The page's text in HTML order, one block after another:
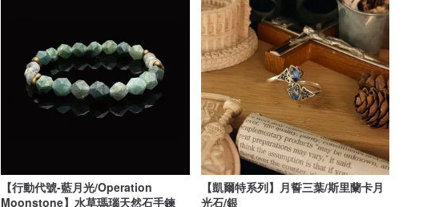
【行動代號-藍月光/Operation
Moonstone】水草瑪瑙天然石手鍊
【凱爾特系列】月誓三葉/斯里蘭卡月
光石/銀